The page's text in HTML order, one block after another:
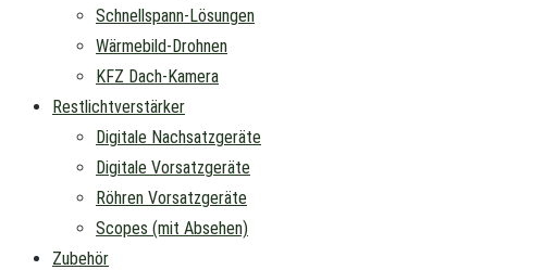
Schnellspann-Lösungen
Wärmebild-Drohnen
KFZ Dach-Kamera
Restlichtverstärker
Digitale Nachsatzgeräte
Digitale Vorsatzgeräte
Röhren Vorsatzgeräte
Scopes (mit Absehen)
Zubehör